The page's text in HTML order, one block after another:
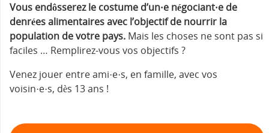
Vous endôsserez le costume d’un·e négociant·e de
denrées alimentaires avec l’objectif de nourrir la
population de votre pays. Mais les choses ne sont pas si
faciles … Remplirez-vous vos objectifs ?
Venez jouer entre ami·e·s, en famille, avec vos
voisin·e·s, dès 13 ans !